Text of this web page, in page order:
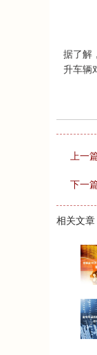
据了解
升车辆
上一
下一
相关文章